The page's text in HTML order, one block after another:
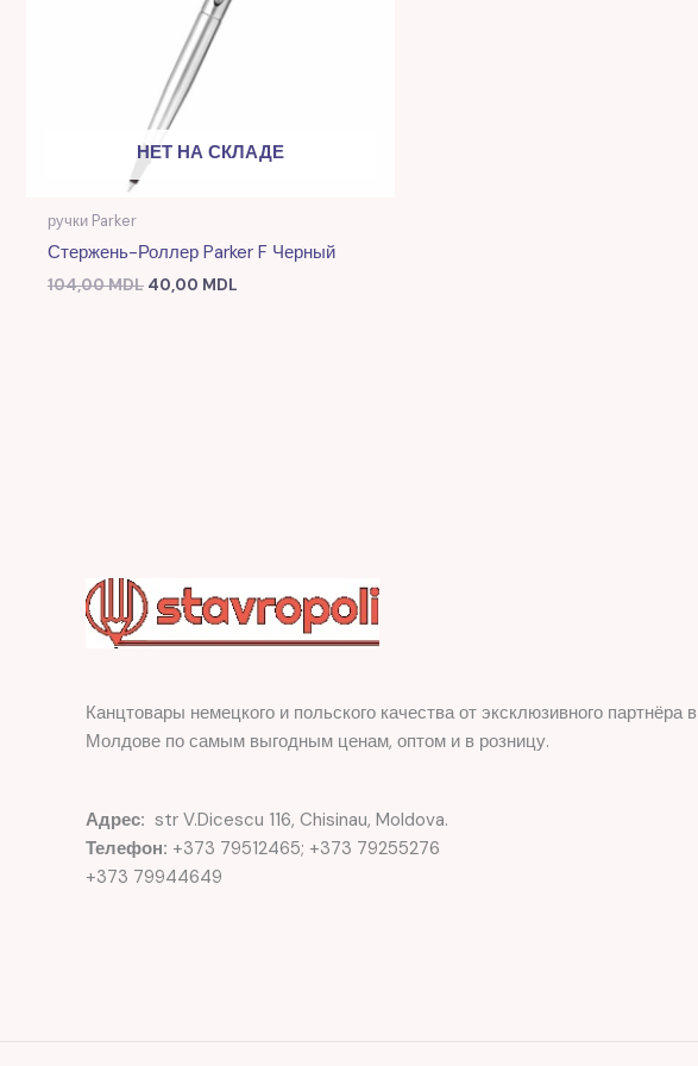
НЕТ НА СКЛАДЕ
ручки Parker
Стержень-Роллер Parker F Черный
104,00MDL 40,00 MDL
Канцтовары немецкого и польского качества от эксклюзивного партнёра в
Молдове по самым выгодным ценам, оптом и в розницу.
Адрес: str V.Dicescu 116, Chisinau, Moldova.
Телефон: +373 79512465; +373 79255276
+373 79944649